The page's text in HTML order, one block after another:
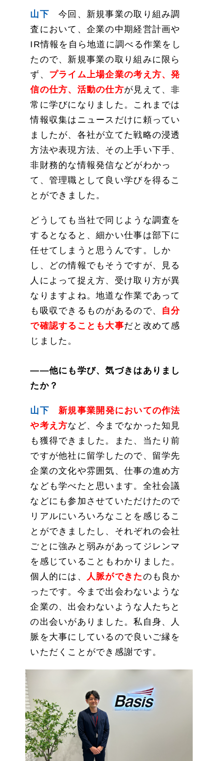
山下 今回、新規事業の取り組み調
査において、企業の中期経営計画や
IR情報を自ら地道に調べる作業をし
たので、新規事業の取り組みに限ら
ず、 プライム上場企業の考え方、発
信の仕方、活動の仕方が見えて、非
常に学びになりました。これまでは
情報収集はニュースだけに頼ってい
ましたが、各社が立てた戦略の浸透
方法や表現方法、その上手い下手、
非財務的な情報発信などがわかっ
て、管理職として良い学びを得るこ
とができました。
どうしても当社で同じような調査を
するとなると、細かい仕事は部下に
任せてしまうと思うんです。しか
し、どの情報でもそうですが、見る
人によって捉え方、受け取り方が異
なりますよね。地道な作業であって
も吸収できるものがあるので、 自分
で確認することも大事だと改めて感
じました。
——他にも学び、気づきはありまし
たか？
山下
新規事業開発においての作法
や考え方など、今までなかった知見
も獲得できました。また、当たり前
ですが他社に留学したので、留学先
企業の文化や雰囲気、仕事の進め方
なども学べたと思います。全社会議
などにも参加させていただけたので
リアルにいろいろなことを感じるこ
とができましたし、それぞれの会社
ごとに強みと弱みがあってジレンマ
を感じていることもわかりました。
個人的には、
人脈ができたのも良か
ったです。今まで出会わないような
企業の、出会わないような人たちと
の出会いがありました。私自身、人
脈を大事にしているので良いご縁を
いただくことができ感謝です。